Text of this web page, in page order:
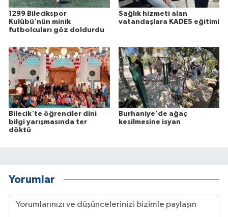
1299 Bilecikspor
Kulübü'nün minik
futbolcuları göz doldurdu
Sağlık hizmeti alan
vatandaşlara KADES eğitimi
Bilecik'te öğrenciler dini
bilgi yarışmasında ter
döktü
Burhaniye'de ağaç
kesilmesine isyan
Yorumlar